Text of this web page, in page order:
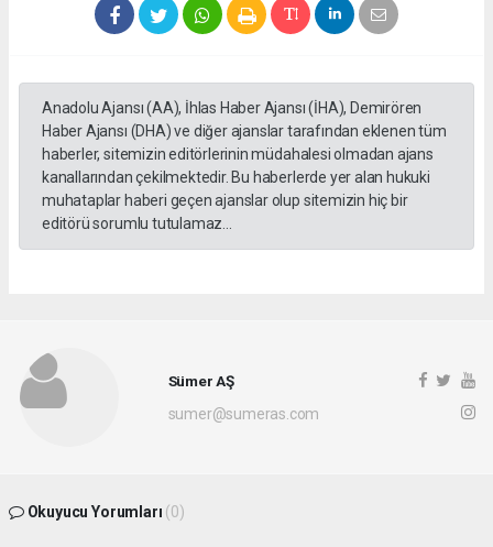
Anadolu Ajansı (AA), İhlas Haber Ajansı (İHA), Demirören
Haber Ajansı (DHA) ve diğer ajanslar tarafından eklenen tüm
haberler, sitemizin editörlerinin müdahalesi olmadan ajans
kanallarından çekilmektedir. Bu haberlerde yer alan hukuki
muhataplar haberi geçen ajanslar olup sitemizin hiç bir
editörü sorumlu tutulamaz...
Sümer AŞ
sumer@sumeras.com
Okuyucu Yorumları (0)